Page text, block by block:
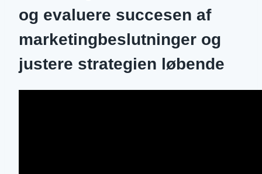
og evaluere succesen af
marketingbeslutninger og
justere strategien løbende